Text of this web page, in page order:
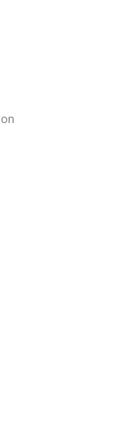
on